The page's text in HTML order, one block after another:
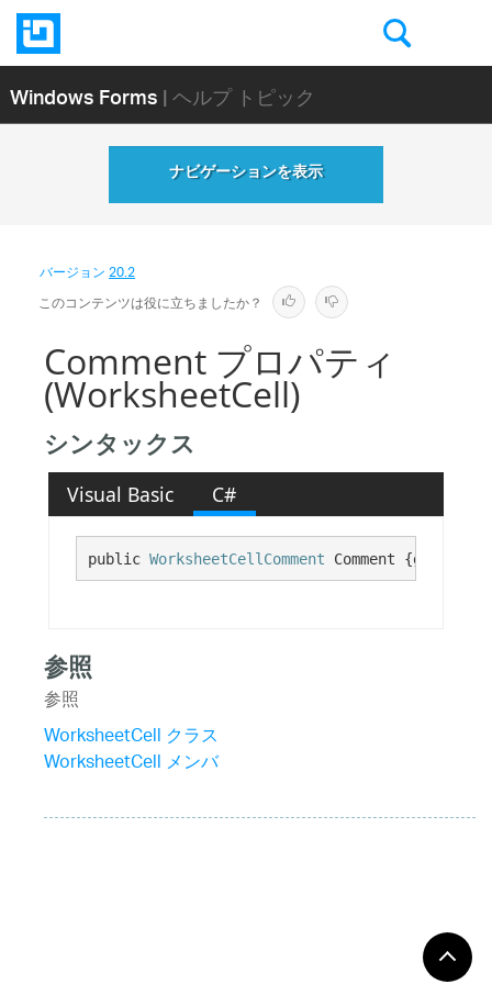
Windows Forms| ヘルプ トピック
ナビゲーションを表示
バージョン20.2
このコンテンツは役に立ちましたか？
Comment プロパティ
(WorksheetCell)
シンタックス
Visual Basic C#
public WorksheetCellComment Comment {get;
参照
参照
WorksheetCell クラス
WorksheetCell メンバ